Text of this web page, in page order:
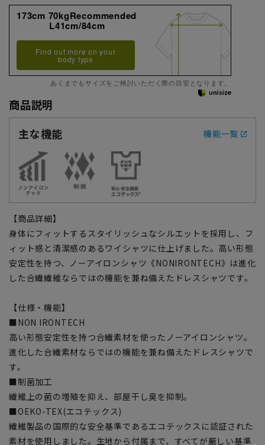
173cm 70kgRecommended
L41cm/84cm
Find out more on your
body type
あくまでもサイズをご検討いただく際の目安となります。
商品説明
主な機能
機能一覧
【商品詳細】
身体にフィットするスタイリッシュなシルエットを採用し、フ
ィット感と清潔感のあるワイシャツに仕上げました。高い形態
安定性を持つ、ノーアイロンシャツ《NONIRONTECH》は進化
した合繊繊維ならではの機能を兼ね備えたドレスシャツです。
【仕様・機能】
■NON IRONTECH
高い形態安定性を持つ合繊素材を使ったノーアイロンシャツ。
進化した合繊素材ならではの機能を兼ね備えたドレスシャツで
す。
■制菌加工
繊維上の菌の増殖を抑え、部屋干し臭を抑制。
■OEKO-TEX(エコテックス)
繊維製品の国際的な安全基準であるエコテックスに認証された
素材を使用しました。生地から付属まで、すべてが厳しい基準